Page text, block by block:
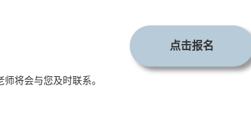
将会与您及时联系。
点击报名